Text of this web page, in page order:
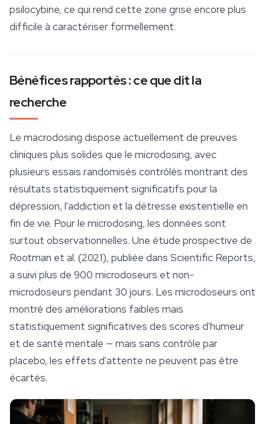
psilocybine, ce qui rend cette zone grise encore plus
difficile à caractériser formellement.
Bénéfices rapportés : ce que dit la
recherche
Le macrodosing dispose actuellement de preuves
cliniques plus solides que le microdosing, avec
plusieurs essais randomisés contrôlés montrant des
résultats statistiquement significatifs pour la
dépression, l'addiction et la détresse existentielle en
fin de vie. Pour le microdosing, les données sont
surtout observationnelles. Une étude prospective de
Rootman et al. (2021), publiée dans Scientific Reports,
a suivi plus de 900 microdoseurs et non-
microdoseurs pendant 30 jours. Les microdoseurs ont
montré des améliorations faibles mais
statistiquement significatives des scores d'humeur
et de santé mentale — mais sans contrôle par
placebo, les effets d'attente ne peuvent pas être
écartés.